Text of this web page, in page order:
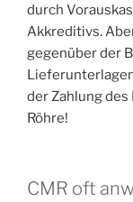
durch
Akkreditivs.
gegenüber der
der Zahlung
Röhre!
CMR oft